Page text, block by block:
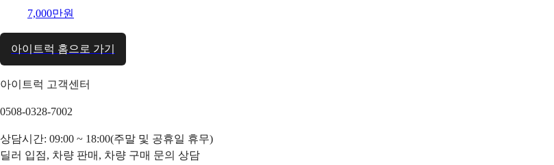
7,000만원
아이트럭 홈으로 가기
아이트럭 고객센터
0508-0328-7002
상담시간: 09:00 ~ 18:00(주말 및 공휴일 휴무)
딜러 입점, 차량 판매, 차량 구매 문의 상담